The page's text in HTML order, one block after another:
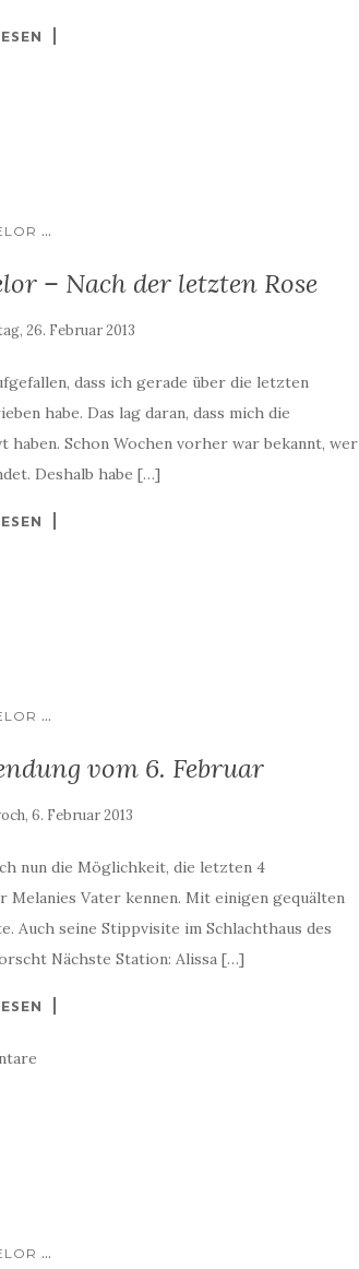
...
– Nach der letzten Rose
26. Februar 2013
dass ich gerade über die letzten
habe. Das lag daran, dass mich die
Schon Wochen vorher war bekannt, wer
Deshalb habe […]
...
vom 6. Februar
6. Februar 2013
nun die Möglichkeit, die letzten 4
Vater kennen. Mit einigen gequälten
Auch seine Stippvisite im Schlachthaus des
Nächste Station: Alissa […]
...